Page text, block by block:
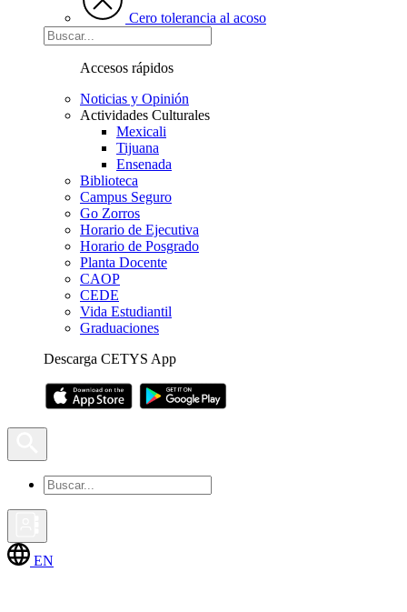
Cero tolerancia al acoso
Accesos rápidos
Noticias y Opinión
Actividades Culturales
Mexicali
Tijuana
Ensenada
Biblioteca
Campus Seguro
Go Zorros
Horario de Ejecutiva
Horario de Posgrado
Planta Docente
CAOP
CEDE
Vida Estudiantil
Graduaciones
Descarga CETYS App
EN